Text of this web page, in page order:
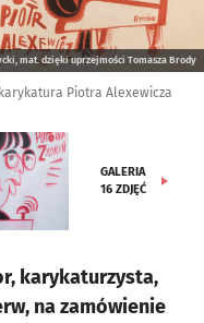
mat. dzięki uprzejmości Tomasza Brody
Piotra Alexewicza
GALERIA
16 ZDJĘĆ
karykaturzysta,
na zamówienie